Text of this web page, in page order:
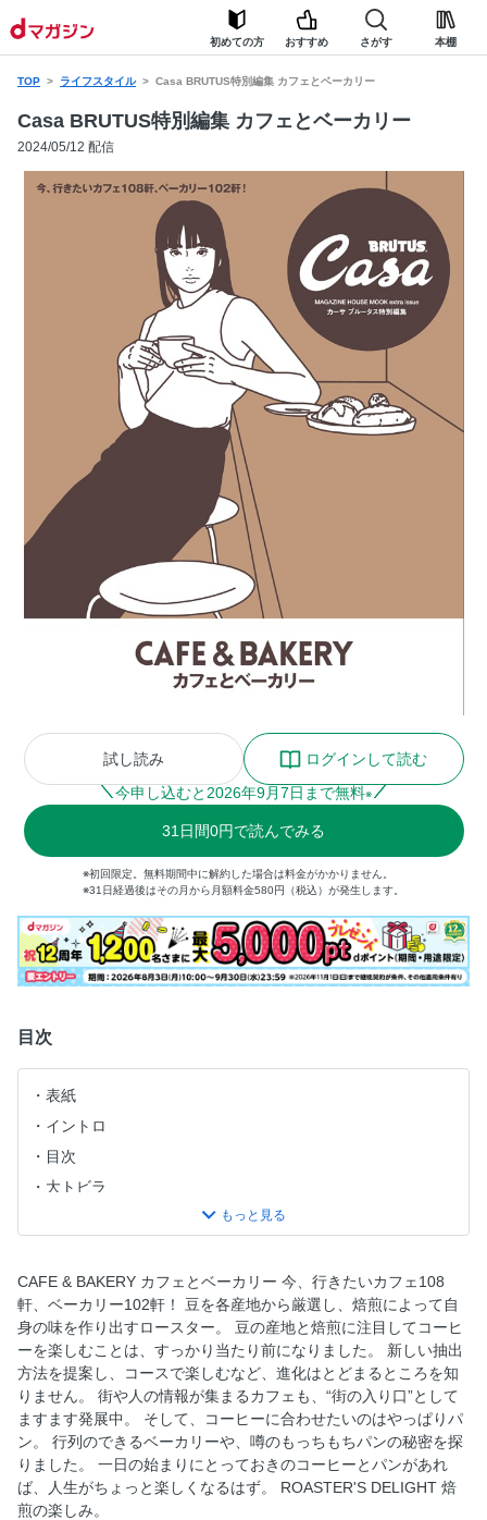
初めての方 おすすめ さがす 本棚
TOP ライフスタイル Casa BRUTUS特別編集 カフェとベーカリー
Casa BRUTUS特別編集 カフェとベーカリー
2024/05/12 配信
試し読み
ログインして読む
今申し込むと 2026年9月7日まで無料※
31 日間0円で読んでみる
※初回限定。無料期間中に解約した場合は料金がかかりません。
※31日経過後はその月から月額料金580円（税込）が発生します。
目次
表紙
イントロ
目次
大トビラ
ROASTER'S DELIGHT 焙煎の楽しみ。
ROASTER NEWS 新しい物語をはじめた３つのロースタ
ー。
EXPERIENCE コーヒーは“体験する”時代です。
WHAT’S NEXT？ ブルーボトルコーヒー最新形。進化をひ
もとく新・解体新書。
MUG CUP カフェとロースターのマグカップ、進化中。
FAVORITE 焙煎士がこよなく愛するコーヒーとは？
DESTINATION CAFE 街の看板カフェ。
CAFE & BAKERY カフェとベーカリー 今、行きたいカフェ108
軒、ベーカリー102軒！ 豆を各産地から厳選し、焙煎によって自
身の味を作り出すロースター。 豆の産地と焙煎に注目してコーヒ
ーを楽しむことは、すっかり当たり前になりました。 新しい抽出
方法を提案し、コースで楽しむなど、進化はとどまるところを知
りません。 街や人の情報が集まるカフェも、“街の入り口”として
ますます発展中。 そして、コーヒーに合わせたいのはやっぱりパ
ン。 行列のできるベーカリーや、噂のもっちもちパンの秘密を探
りました。 一日の始まりにとっておきのコーヒーとパンがあれ
ば、人生がちょっと楽しくなるはず。 ROASTER'S DELIGHT 焙
煎の楽しみ。